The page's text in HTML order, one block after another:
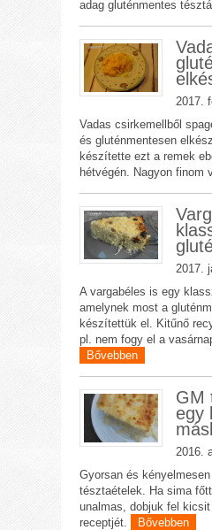
adag gluténmentes
2017.
Vadas csirkemellből
és gluténmentesen
készítette ezt a remek
hétvégén. Nagyon finom
2017.
A vargabéles is egy
amelynek most a
készítettük el. Kitűnő
pl. nem fogy el a
Bővebben
GM
egy
2016.
Gyorsan és
tésztaételek. Ha sima
unalmas, dobjuk fel
receptjét.
Bővebben